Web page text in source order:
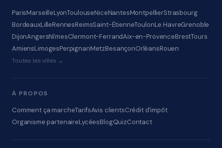
ParisMarseilleLyonToulouseNiceNantesMontpellierStrasbourg
BordeauxLilleRennesReimsSaint-ÉtienneToulonLe HavreGrenoble
DijonAngersNîmesClermont-FerrandAix-en-ProvenceBrestTours
AmiensLimogesPerpignanMetzBesançonOrléansRouen
Toutes les villes →
À PROPOS
Comment ça marcheTarifsAvis clientsCrédit d'impôt
Organisme partenaireLycéesBlogQuizContact